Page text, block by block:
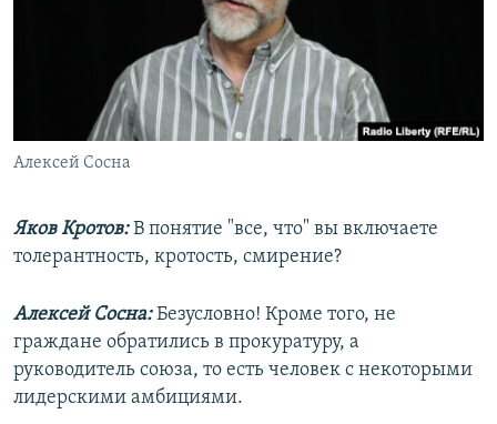
Алексей Сосна
Яков Кротов:В понятие "все, что" вы включаете
толерантность, кротость, смирение?
Алексей Сосна:Безусловно! Кроме того, не
граждане обратились в прокуратуру, а
руководитель союза, то есть человек с некоторыми
лидерскими амбициями.